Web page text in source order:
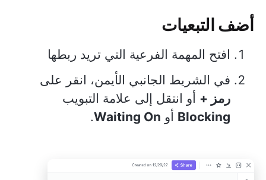
أضف التبعيات
افتح المهمة الفرعية التي تريد ربطها
في الشريط الجانبي الأيمن، انقر على
رمز + أو انتقل إلى علامة التبويب
Blocking أو Waiting On
.